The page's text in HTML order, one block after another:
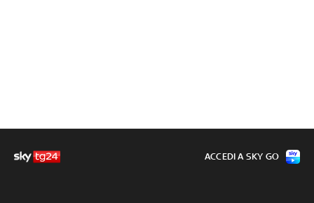
ACCEDI A SKY GO